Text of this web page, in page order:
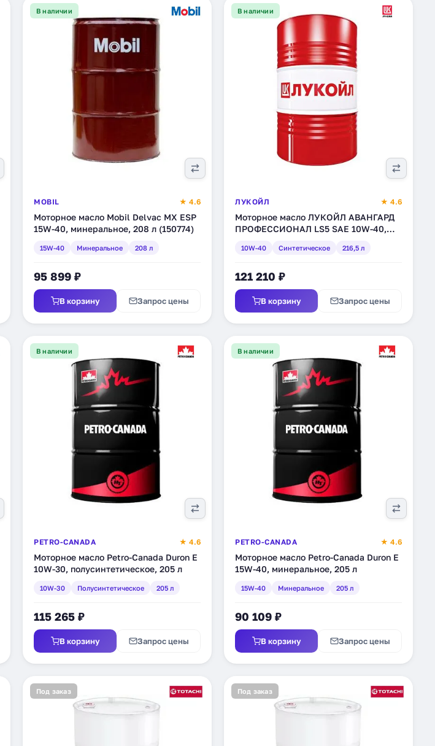
В наличии
MOBIL ★ 4.6
Моторное масло Mobil Delvac MX ESP
15W-40, минеральное, 208 л (150774)
15W-40 Минеральное 208 л
95 899 ₽
В корзину Запрос цены
В наличии
ЛУКОЙЛ ★ 4.6
Моторное масло ЛУКОЙЛ АВАНГАРД
ПРОФЕССИОНАЛ LS5 SAE 10W-40,
10W-40 Синтетическое 216,5 л
121 210 ₽
В корзину Запрос цены
В наличии
PETRO-CANADA ★ 4.6
Моторное масло Petro-Canada Duron E
10W-30, полусинтетическое, 205 л
10W-30 Полусинтетическое 205 л
115 265 ₽
В корзину Запрос цены
В наличии
PETRO-CANADA ★ 4.6
Моторное масло Petro-Canada Duron E
15W-40, минеральное, 205 л
15W-40 Минеральное 205 л
90 109 ₽
В корзину Запрос цены
Под заказ Под заказ